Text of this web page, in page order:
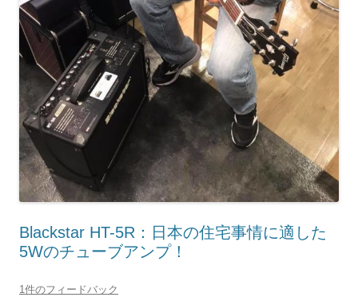
Blackstar HT-5R：日本の住宅事情に適した
5Wのチューブアンプ！
1件のフィードバック